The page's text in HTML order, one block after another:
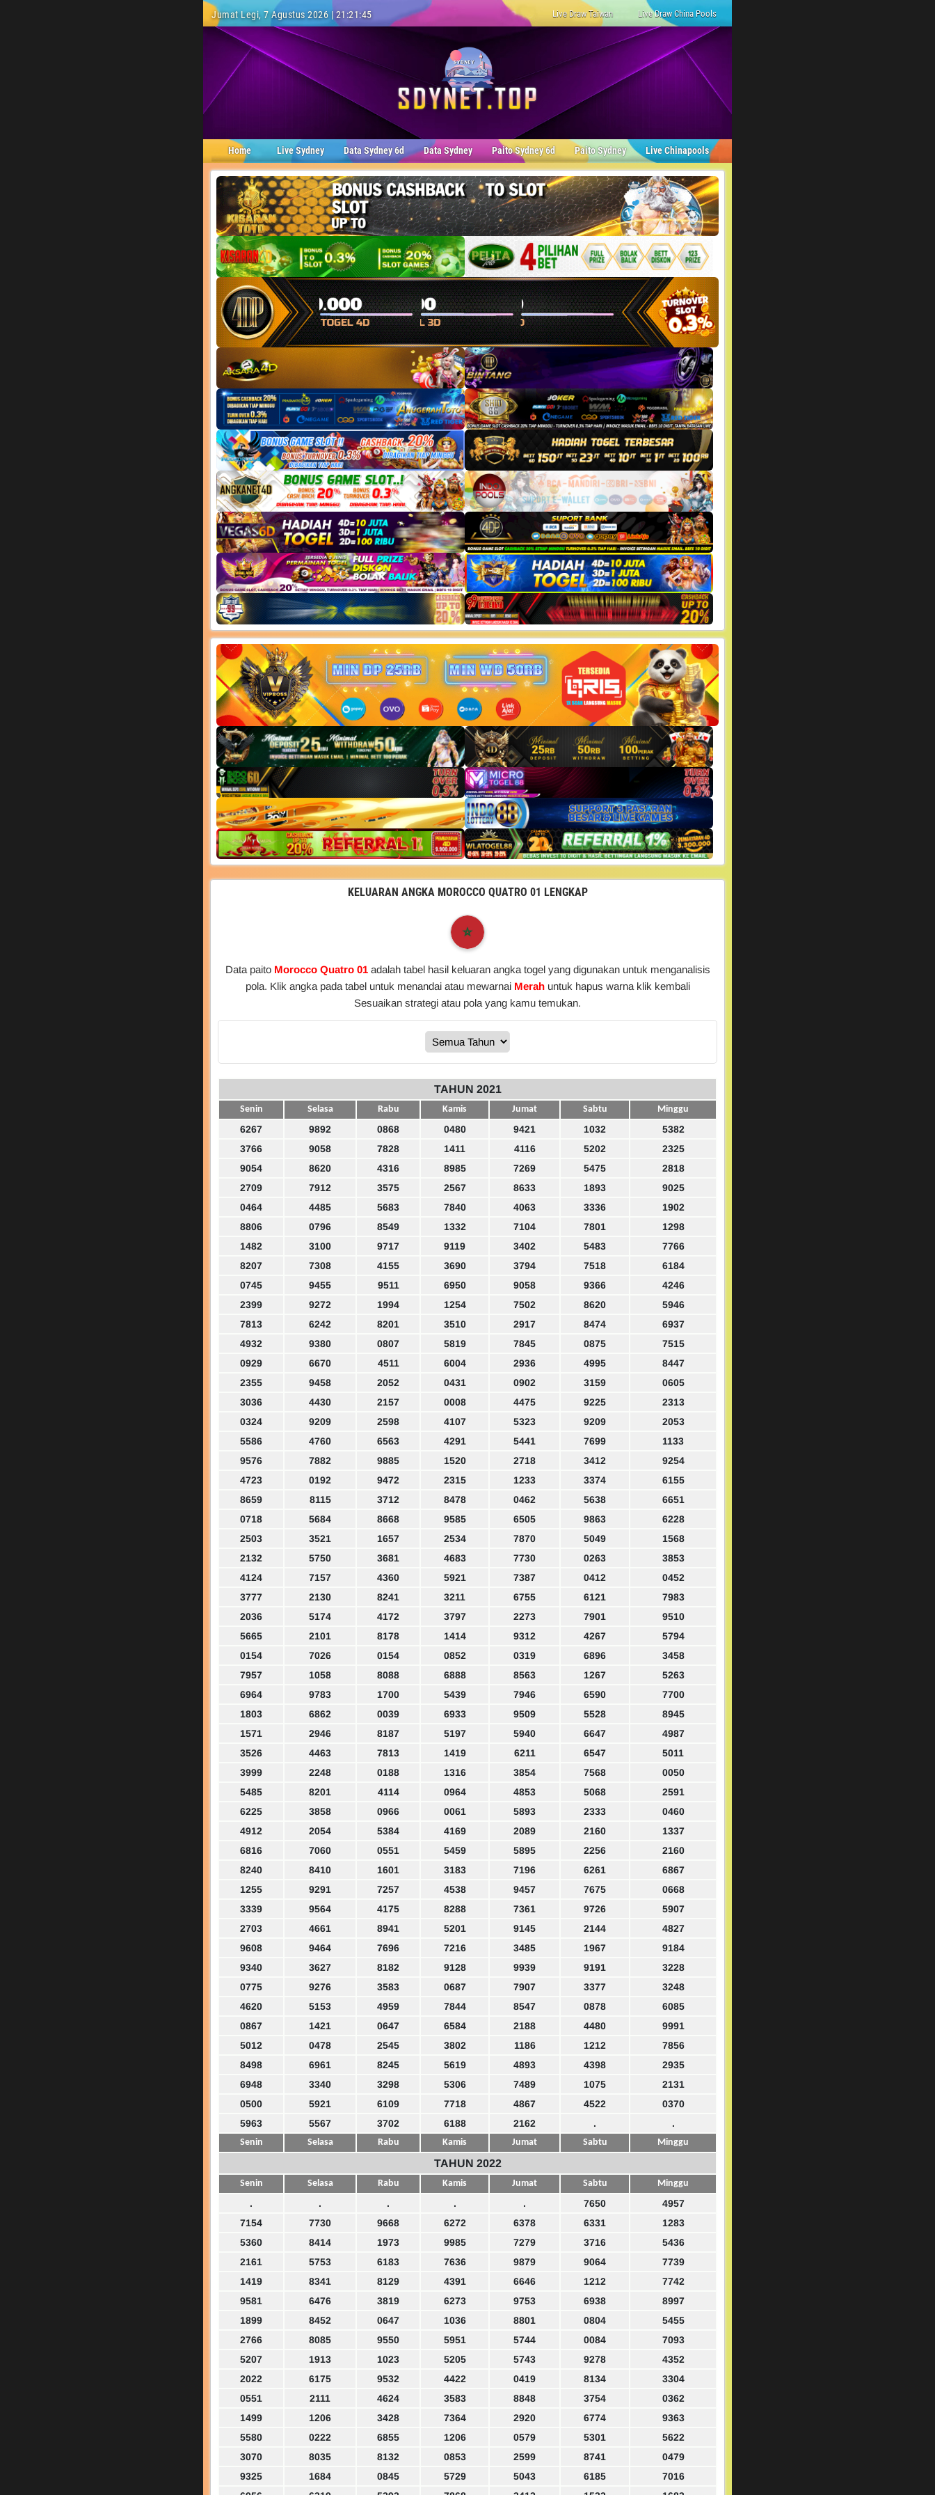
Jumat Legi, 7 Agustus 2026 | 21:21:46 Live Draw Taiwan Live Draw China Pools
Home Live Sydney Data Sydney 6d Data Sydney Paito Sydney 6d Paito Sydney Live Chinapools
KELUARAN ANGKA MOROCCO QUATRO 01 LENGKAP
Data paito Morocco Quatro 01 adalah tabel hasil keluaran angka togel yang digunakan untuk menganalisis
pola. Klik angka pada tabel untuk menandai atau mewarnai Merahuntuk hapus warna klik kembali
Sesuaikan strategi atau pola yang kamu temukan.
TAHUN 2021
Senin Selasa Rabu Kamis Jumat Sabtu Minggu
6267 9892 0868 0480 9421 1032
5382
3766
9058 7828 1411 4116 5202
2325
9054
8620 4316 8985 7269 5475
2818
2709
7912 3575 2567 8633 1893
9025
0464
4485 5683 7840 4063 3336
1902
8806
0796 8549 1332 7104 7801
1298
1482
3100 9717 9119 3402 5483
7766
8207
7308 4155 3690 3794 7518
6184
0745
9455 9511 6950 9058 9366
4246
2399
9272 1994 1254 7502 8620
5946
7813
6242 8201 3510 2917 8474
6937
4932
9380 0807 5819 7845 0875
7515
0929
6670 4511 6004 2936 4995
8447
2355
9458 2052 0431 0902 3159
0605
3036
4430 2157 0008 4475 9225
2313
0324
9209 2598 4107 5323 9209
2053
5586
4760 6563 4291 5441 7699
1133
9576
7882 9885 1520 2718 3412
9254
4723
0192 9472 2315 1233 3374
6155
8659
8115 3712 8478 0462 5638
6651
0718
5684 8668 9585 6505 9863
6228
2503
3521 1657 2534 7870 5049
1568
2132
5750 3681 4683 7730 0263
3853
4124
7157 4360 5921 7387 0412
0452
3777
2130 8241 3211 6755 6121
7983
2036
5174 4172 3797 2273 7901
9510
5665
2101 8178 1414 9312 4267
5794
0154
7026 0154 0852 0319 6896
3458
7957
1058 8088 6888 8563 1267
5263
6964
9783 1700 5439 7946 6590
7700
1803
6862 0039 6933 9509 5528
8945
1571
2946 8187 5197 5940 6647
4987
3526
4463 7813 1419 6211 6547
5011
3999
2248 0188 1316 3854 7568
0050
5485
8201 4114 0964 4853 5068
2591
6225
3858 0966 0061 5893 2333
0460
4912
2054 5384 4169 2089 2160
1337
6816
7060 0551 5459 5895 2256
2160
8240
8410 1601 3183 7196 6261
6867
1255
9291 7257 4538 9457 7675
0668
3339
9564 4175 8288 7361 9726
5907
2703
4661 8941 5201 9145 2144
4827
9608
9464 7696 7216 3485 1967
9184
9340
3627 8182 9128 9939 9191
3228
0775
9276 3583 0687 7907 3377
3248
4620
5153 4959 7844 8547 0878
6085
0867
1421 0647 6584 2188 4480
9991
5012
0478 2545 3802 1186 1212
7856
8498
6961 8245 5619 4893 4398
2935
6948
3340 3298 5306 7489 1075
2131
0500
5921 6109 7718 4867 4522
0370
5963
5567 3702 6188 2162 . .
Senin Selasa Rabu Kamis Jumat Sabtu Minggu
TAHUN 2022
Senin Selasa Rabu Kamis Jumat Sabtu Minggu
. . . . . 7650
4957
7154
7730 9668 6272 6378 6331
1283
5360
8414 1973 9985 7279 3716
5436
2161
5753 6183 7636 9879 9064
7739
1419
8341 8129 4391 6646 1212
7742
9581
6476 3819 6273 9753 6938
8997
1899
8452 0647 1036 8801 0804
5455
2766
8085 9550 5951 5744 0084
7093
5207
1913 1023 5205 5743 9278
4352
2022
6175 9532 4422 0419 8134
3304
0551
2111 4624 3583 8848 3754
0362
1499
1206 3428 7364 2920 6774
9363
5580
0222 6855 1206 0579 5301
5622
3070
8035 8132 0853 2599 8741
0479
9325
1684 0845 5729 5043 6185
7016